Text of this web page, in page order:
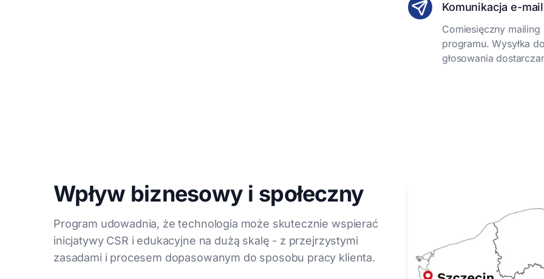
Komunikacja e-mail
Comiesięczny
programu. Wysyłka
głosowania
Wpływ biznesowy i społeczny
Program udowadnia, że technologia może skutecznie wspierać
inicjatywy CSR i edukacyjne na dużą skalę - z przejrzystymi
zasadami i procesem dopasowanym do sposobu pracy klienta.